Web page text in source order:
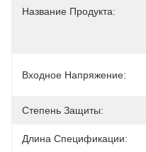
Название Продукта:
Входное Напряжение:
Степень Защиты:
Длина Спецификации: